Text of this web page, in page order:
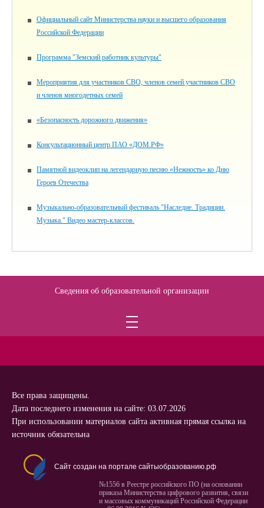
Официальный сайт Министерства науки и высшего образования
Российской Федерации
Программа "Земский работник культуры"
Мероприятия для участников СВО, членов семей участников СВО
и членов многодетных семей
«Безопасность дорожного движения»
Консультационный центр ПАО «ДОМ.РФ»
Памятной видеоклип на легендарную песню «Нежность» ко Дню
Героев Отечества
Музыкально-образовательный фестиваль "Наследие. Традиции.
Музыка." Видео мастер-классов.
Сведения об образовательной организации
Все права защищены.
Дата последнего изменения на сайте: 03.07.2026
При использовании материалов сайта активная прямая ссылка на
источник обязательна
Сайт создан на портале сайтыобразованию.рф
№1556 в Реестре российского ПО (на основании
приказа Министерства цифрового развития, связи
и массовых коммуникаций Российской Федерации